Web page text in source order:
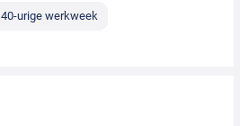
40-urige werkweek